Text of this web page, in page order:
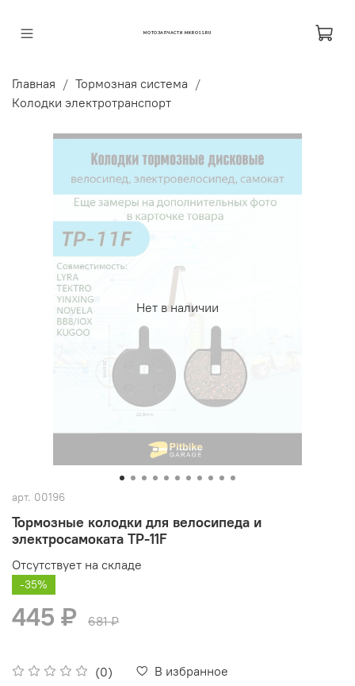
МОТОЗАПЧАСТИ MKROSS.RU
Главная
Тормозная система
Колодки электротранспорт
Нет в наличии
арт. 00196
Тормозные колодки для велосипеда и
электросамоката TP-11F
(0) В избранное
Отсутствует на складе
-35%
445 ₽ 681 ₽